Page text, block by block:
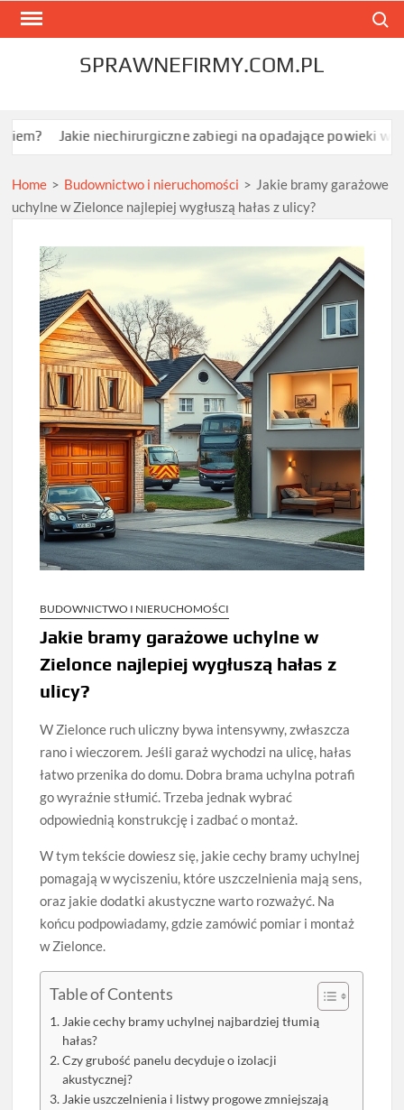
Skip
SPRAWNEFIRMY.COM.PL
niechirurgiczne zabiegi na opadające powieki w Grodzisku
Home > Budownictwo i nieruchomości > Jakie bramy garażowe
uchylne w Zielonce najlepiej wygłuszą hałas z ulicy?
BUDOWNICTWO I NIERUCHOMOŚCI
Jakie bramy garażowe uchylne w
Zielonce najlepiej wygłuszą hałas z
ulicy?
W Zielonce ruch uliczny bywa intensywny, zwłaszcza
rano i wieczorem. Jeśli garaż wychodzi na ulicę, hałas
łatwo przenika do domu. Dobra brama uchylna potrafi
go wyraźnie stłumić. Trzeba jednak wybrać
odpowiednią konstrukcję i zadbać o montaż.
W tym tekście dowiesz się, jakie cechy bramy uchylnej
pomagają w wyciszeniu, które uszczelnienia mają sens,
oraz jakie dodatki akustyczne warto rozważyć. Na
końcu podpowiadamy, gdzie zamówić pomiar i montaż
w Zielonce.
Table of Contents
Jakie cechy bramy uchylnej najbardziej tłumią
hałas?
Czy grubość panelu decyduje o izolacji
akustycznej?
Jakie uszczelnienia i listwy progowe zmniejszają